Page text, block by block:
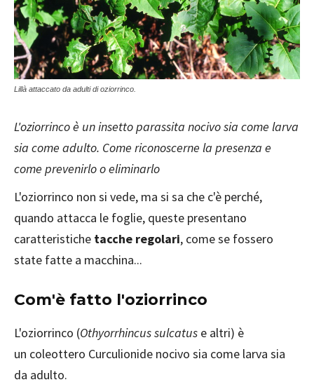
Lillà attaccato da adulti di oziorrinco.
L'oziorrinco è un insetto parassita nocivo sia come larva
sia come adulto. Come riconoscerne la presenza e
come prevenirlo o eliminarlo
L'oziorrinco non si vede, ma si sa che c'è perché,
quando attacca le foglie, queste presentano
caratteristiche tacche regolari, come se fossero
state fatte a macchina...
Com'è fatto l'oziorrinco
L'oziorrinco (Othyorrhincus sulcatus e altri) è
un coleottero Curculionide nocivo sia come larva sia
da adulto.